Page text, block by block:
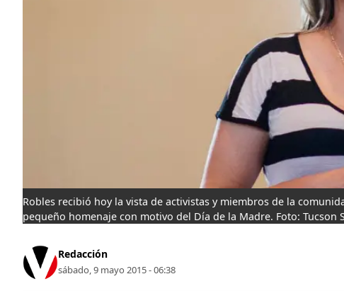
Robles recibió hoy la vista de activistas y miembros de la
pequeño homenaje con motivo del Día de la Madre. Foto: Tucson
Redacción
sábado, 9 mayo 2015 - 06:38